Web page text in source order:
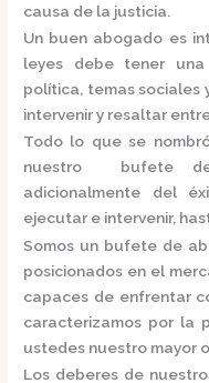
causa de la justicia.
Un buen abogado es
leyes debe tener
política, temas sociales
intervenir y resaltar
Todo lo que se
nuestro
bufete
adicionalmente del
ejecutar e intervenir,
Somos un bufete de
posicionados en el
capaces de enfrentar
caracterizamos por la
ustedes nuestro mayor
Los deberes de